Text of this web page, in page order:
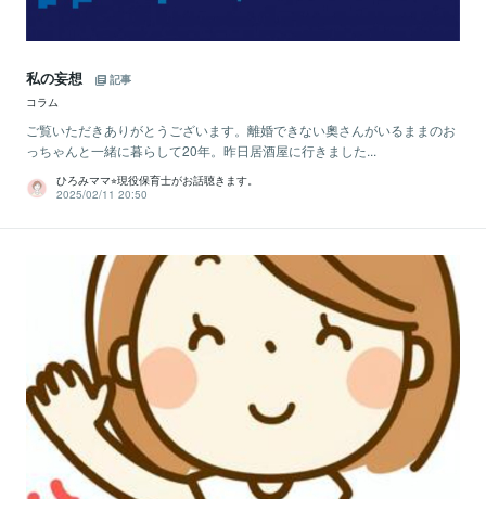
私の妄想
記事
コラム
ご覧いただきありがとうございます。離婚できない奧さんがいるままのお
っちゃんと一緒に暮らして20年。昨日居酒屋に行きました...
ひろみママ⭐︎現役保育士がお話聴きます。
2025/02/11 20:50